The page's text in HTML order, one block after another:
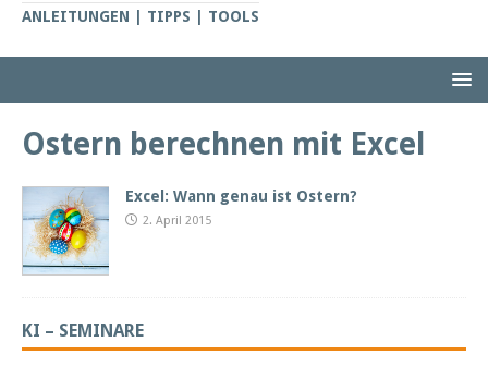
ANLEITUNGEN | TIPPS | TOOLS
Ostern berechnen mit Excel
Excel: Wann genau ist Ostern?
2. April 2015
KI – SEMINARE